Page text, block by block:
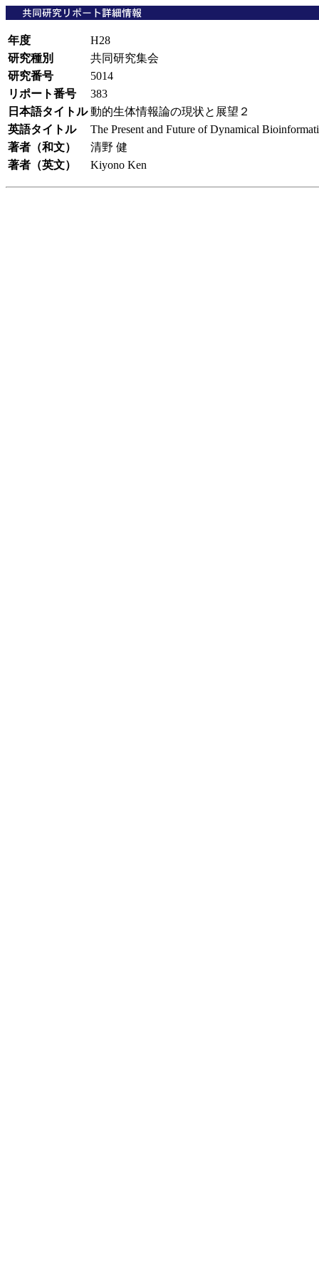
年度
H28
研究種別
共同研究集会
研究番号
5014
リポート番号
383
日本語タイトル 動的生体情報論の現状と展望２
英語タイトル
The Present and Future of Dynamical
著者（和文）
清野 健
著者（英文）
Kiyono Ken